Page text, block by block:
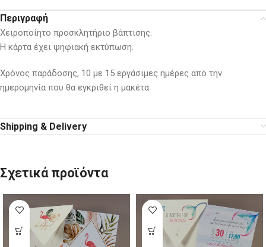
Περιγραφή
Χειροποίητο προσκλητήριο βάπτισης.
Η κάρτα έχει ψηφιακή εκτύπωση.
Χρόνος παράδοσης, 10 με 15 εργάσιμες ημέρες από την
ημερομηνία που θα εγκριθεί η μακέτα.
Shipping & Delivery
Σχετικά προϊόντα